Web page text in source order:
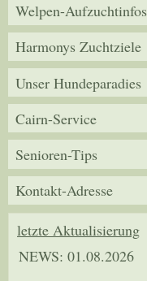
Welpen-Aufzuchtinfos
Harmonys Zuchtziele
Unser Hundeparadies
Cairn-Service
Senioren-Tips
Kontakt-Adresse
letzte Aktualisierung
NEWS: 01.08.2026